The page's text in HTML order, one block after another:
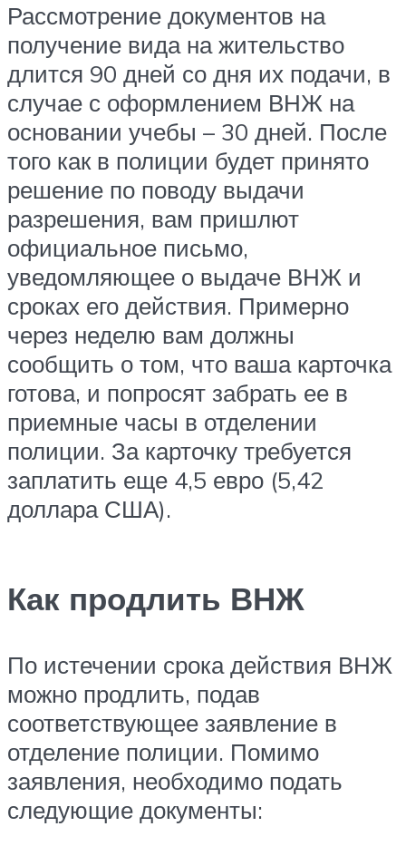
Рассмотрение документов на
получение вида на жительство
длится 90 дней со дня их подачи, в
случае с оформлением ВНЖ на
основании учебы – 30 дней. После
того как в полиции будет принято
решение по поводу выдачи
разрешения, вам пришлют
официальное письмо,
уведомляющее о выдаче ВНЖ и
сроках его действия. Примерно
через неделю вам должны
сообщить о том, что ваша карточка
готова, и попросят забрать ее в
приемные часы в отделении
полиции. За карточку требуется
заплатить еще 4,5 евро (5,42
доллара США).
Как продлить ВНЖ
По истечении срока действия ВНЖ
можно продлить, подав
соответствующее заявление в
отделение полиции. Помимо
заявления, необходимо подать
следующие документы: